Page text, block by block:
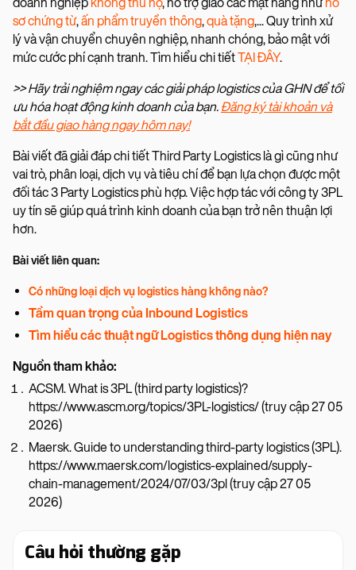
doanh nghiệp không thu hộ, hỗ trợ giao các mặt hàng như hồ
sơ chứng từ,ấn phẩm truyền thông,quà tặng,... Quy trình xử
lý và vận chuyển chuyên nghiệp, nhanh chóng, bảo mật với
mức cước phí cạnh tranh. Tìm hiểu chi tiếtTẠI ĐÂY.
>> Hãy trải nghiệm ngay các giải pháp logistics của GHN để tối
ưu hóa hoạt động kinh doanh của bạn. Đăng ký tài khoản và
bắt đầu giao hàng ngay hôm nay!
Bài viết đã giải đáp chi tiết Third Party Logistics là gì cũng như
vai trò, phân loại, dịch vụ và tiêu chí để bạn lựa chọn được một
đối tác 3 Party Logistics phù hợp. Việc hợp tác với công ty 3PL
uy tín sẽ giúp quá trình kinh doanh của bạn trở nên thuận lợi
hơn.
Bài viết liên quan:
Có những loại dịch vụ logistics hàng không nào?
Tầm quan trọng của Inbound Logistics
Tìm hiểu các thuật ngữ Logistics thông dụng hiện nay
Nguồn tham khảo:
ACSM. What is 3PL (third party logistics)?
https://www.ascm.org/topics/3PL-logistics/ (truy cập 27 05
2026)
Maersk. Guide to understanding third-party logistics (3PL).
https://www.maersk.com/logistics-explained/supply-
chain-management/2024/07/03/3pl (truy cập 27 05
2026)
Câu hỏi thường gặp